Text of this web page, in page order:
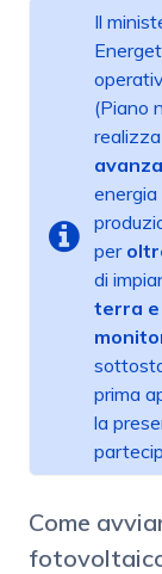
Il
(Piano
per
di
terra e
prima
la
Come